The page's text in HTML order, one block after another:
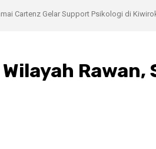
Cartenz Gelar Support Psikologi di